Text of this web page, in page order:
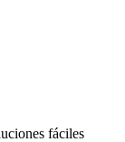
fáciles